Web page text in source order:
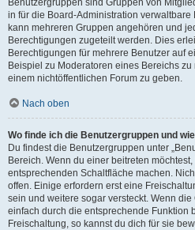
Benutzergruppen sind Gruppen von
in für die Board-Administration verwaltbare
kann mehreren Gruppen angehören und
Berechtigungen zugeteilt werden. Dies
Berechtigungen für mehrere Benutzer auf
Beispiel zu Moderatoren eines Bereichs
einem nichtöffentlichen Forum zu geben.
Nach oben
Wo finde ich die Benutzergruppen und
Du findest die Benutzergruppen unter
Bereich. Wenn du einer beitreten
entsprechenden Schaltfläche machen.
offen. Einige erfordern erst eine
sein und weitere sogar versteckt. Wenn
einfach durch die entsprechende Funktion
Freischaltung, so kannst du dich für sie